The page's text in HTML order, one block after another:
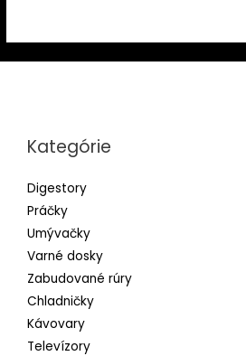
Kategórie
Digestory
Práčky
Umývačky
Varné dosky
Zabudované rúry
Chladničky
Kávovary
Televízory